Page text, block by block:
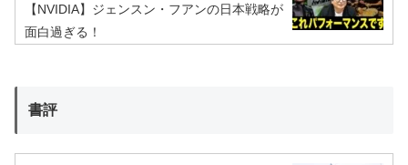
【NVIDIA】ジェンスン・フアンの日本戦略が
面白過ぎる！
書評